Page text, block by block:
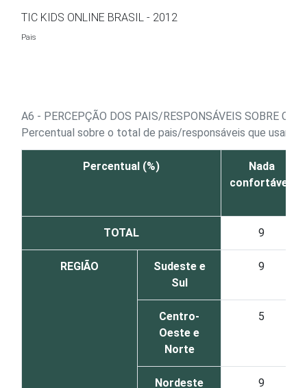
TIC KIDS ONLINE BRASIL - 2012
Pais
A6 - PERCEPÇÃO DOS PAIS/RESPONSÁVEIS SOBRE
Percentual sobre o total de pais/responsáveis que usam
Percentual (%)
Nada
confortável
TOTAL 9
REGIÃO
Sudeste e
Sul
9
Centro-
Oeste e
Norte
5
Nordeste 9